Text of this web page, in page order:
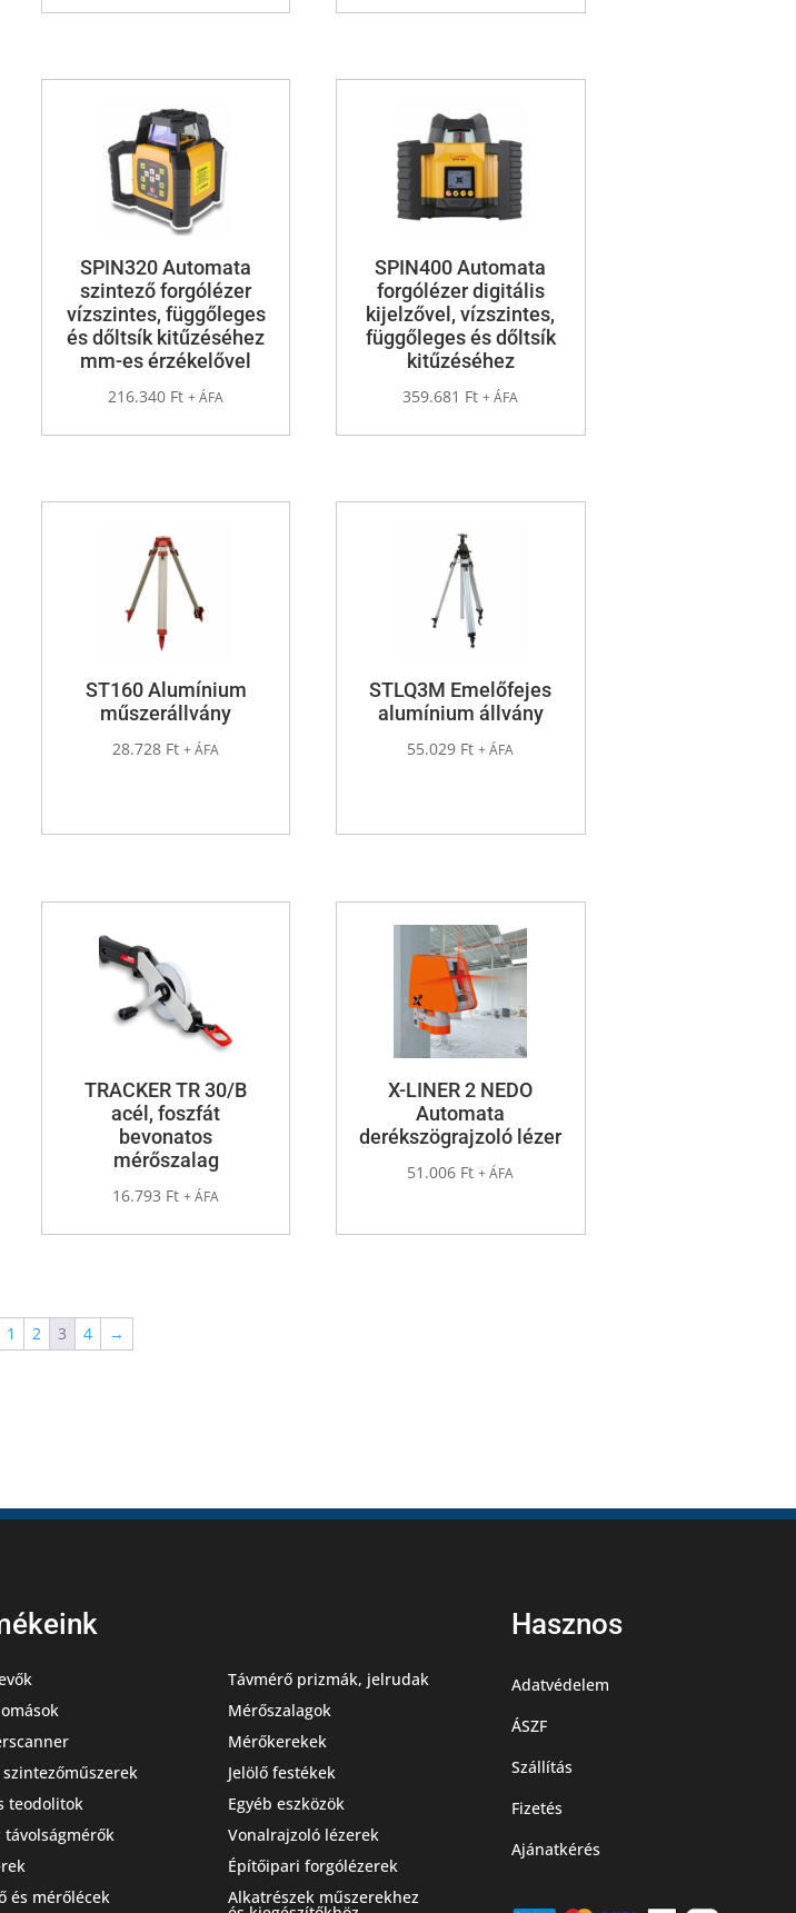
SPIN320 Automata
szintező forgólézer
vízszintes, függőleges
és dőltsík kitűzéséhez
mm-es érzékelővel
216.340 Ft + ÁFA
SPIN400 Automata
forgólézer digitális
kijelzővel, vízszintes,
függőleges és dőltsík
kitűzéséhez
359.681 Ft + ÁFA
ST160 Alumínium
műszerállvány
28.728 Ft + ÁFA
STLQ3M Emelőfejes
alumínium állvány
55.029 Ft + ÁFA
TRACKER TR 30/B
acél, foszfát
bevonatos
mérőszalag
16.793 Ft + ÁFA
X-LINER 2 NEDO
Automata
derékszögrajzoló lézer
51.006 Ft + ÁFA
1 2 3 4 →
teodolitok
távolságmérők
és mérőlécek
Távmérő prizmák, jelrudak
Mérőszalagok
Mérőkerekek
Jelölő festékek
Egyéb eszközök
Vonalrajzoló lézerek
Építőipari forgólézerek
Alkatrészek műszerekhez
Hasznos
Adatvédelem
ÁSZF
Szállítás
Fizetés
Ajánatkérés